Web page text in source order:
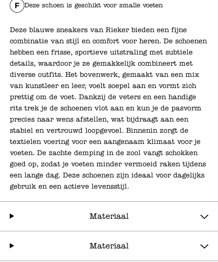
Deze schoen is geschikt voor smalle voeten
Deze blauwe sneakers van Rieker bieden een fijne
combinatie van stijl en comfort voor heren. De schoenen
hebben een frisse, sportieve uitstraling met subtiele
details, waardoor je ze gemakkelijk combineert met
diverse outfits. Het bovenwerk, gemaakt van een mix
van kunstleer en leer, voelt soepel aan en vormt zich
prettig om de voet. Dankzij de veters en een handige
rits trek je de schoenen vlot aan en kun je de pasvorm
precies naar wens afstellen, wat bijdraagt aan een
stabiel en vertrouwd loopgevoel. Binnenin zorgt de
textielen voering voor een aangenaam klimaat voor je
voeten. De zachte demping in de zool vangt schokken
goed op, zodat je voeten minder vermoeid raken tijdens
een lange dag. Deze schoenen zijn ideaal voor dagelijks
gebruik en een actieve levensstijl.
Materiaal
Materiaal